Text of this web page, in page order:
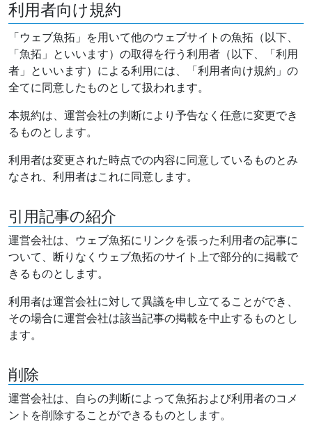
利用者向け規約
「ウェブ魚拓」を用いて他のウェブサイトの魚拓（以下、
「魚拓」といいます）の取得を行う利用者（以下、「利用
者」といいます）による利用には、「利用者向け規約」の
全てに同意したものとして扱われます。
本規約は、運営会社の判断により予告なく任意に変更でき
るものとします。
利用者は変更された時点での内容に同意しているものとみ
なされ、利用者はこれに同意します。
引用記事の紹介
運営会社は、ウェブ魚拓にリンクを張った利用者の記事に
ついて、断りなくウェブ魚拓のサイト上で部分的に掲載で
きるものとします。
利用者は運営会社に対して異議を申し立てることができ、
その場合に運営会社は該当記事の掲載を中止するものとし
ます。
削除
運営会社は、自らの判断によって魚拓および利用者のコメ
ントを削除することができるものとします。